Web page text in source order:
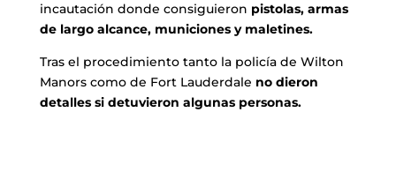
incautación donde consiguieron pistolas, armas
de largo alcance, municiones y maletines.
Tras el procedimiento tanto la policía de Wilton
Manors como de Fort Lauderdale no dieron
detalles si detuvieron algunas personas.